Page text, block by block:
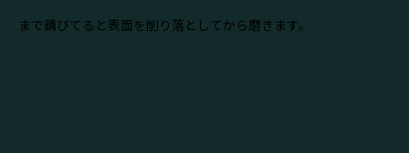
まで錆びてると表面を削り落としてから磨きます。